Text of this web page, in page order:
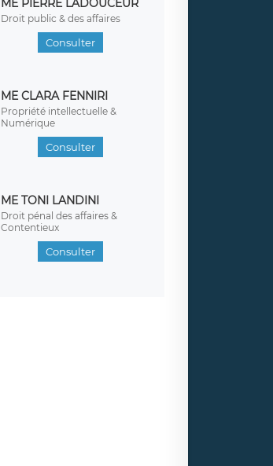
ME PIERRE LADOUCEUR
Droit public & des affaires
Consulter
ME CLARA FENNIRI
Propriété intellectuelle &
Numérique
Consulter
ME TONI LANDINI
Droit pénal des affaires &
Contentieux
Consulter